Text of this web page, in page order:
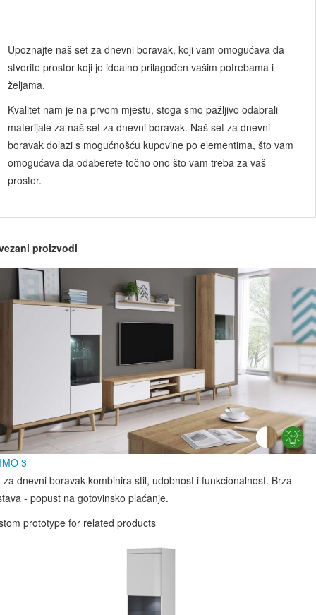
Upoznajte naš set za dnevni boravak, koji vam omogućava da
stvorite prostor koji je idealno prilagođen vašim potrebama i
željama.
Kvalitet nam je na prvom mjestu, stoga smo pažljivo odabrali
materijale za naš set za dnevni boravak. Naš set za dnevni
boravak dolazi s mogućnošću kupovine po elementima, što vam
omogućava da odaberete točno ono što vam treba za vaš
prostor.
proizvodi
3
za dnevni boravak kombinira stil, udobnost i funkcionalnost. Brza
- popust na gotovinsko plaćanje.
prototype for related products